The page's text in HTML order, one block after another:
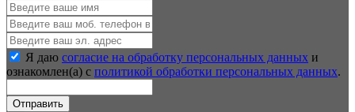
Я даю согласие на обработку персональных данных и
ознакомлен(а) с политикой обработки персональных данных.
Отправить